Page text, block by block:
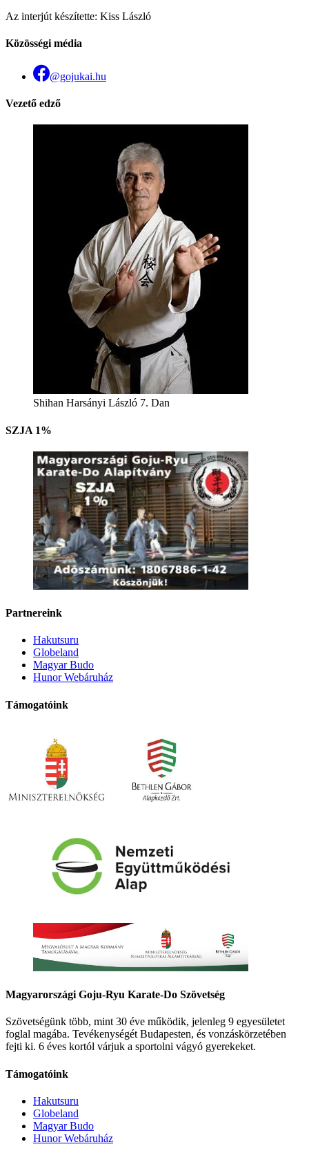
Az interjút készítette: Kiss László
Közösségi média
@gojukai.hu
Vezető edző
Shihan Harsányi László 7. Dan
SZJA 1%
Partnereink
Hakutsuru
Globeland
Magyar Budo
Hunor Webáruház
Támogatóink
Magyarországi Goju-Ryu Karate-Do Szövetség
Szövetségünk több, mint 30 éve működik, jelenleg 9 egyesületet
foglal magába. Tevékenységét Budapesten, és vonzáskörzetében
fejti ki. 6 éves kortól várjuk a sportolni vágyó gyerekeket.
Támogatóink
Hakutsuru
Globeland
Magyar Budo
Hunor Webáruház